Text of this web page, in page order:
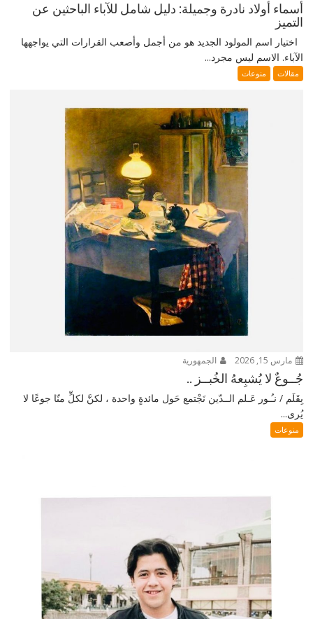
أسماء أولاد نادرة وجميلة: دليل شامل للآباء الباحثين عن
التميز
اختيار اسم المولود الجديد هو من أجمل وأصعب القرارات التي يواجهها
الآباء. الاسم ليس مجرد...
مقالات منوعات
مارس 15, 2026 الجمهورية
جُــوعٌ لا يُشبِعهُ الخُبــز ..
بِقَلَم / نـُـور عَـلم الــدّين نَجْتمع حَول مائدةٍ واحدة ، لكنَّ لكلٍّ منّا جوعًا لا
يُرى...
منوعات